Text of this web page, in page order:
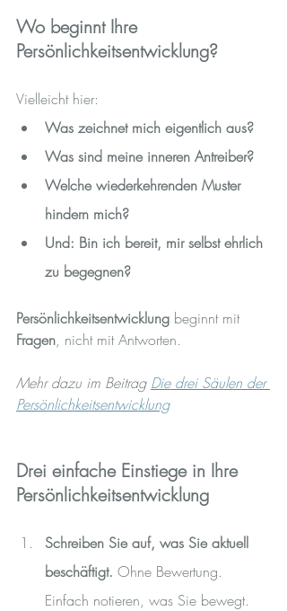
Wo beginnt Ihre
Persönlichkeitsentwicklung?
Vielleicht hier:
Was zeichnet mich eigentlich aus?
Was sind meine inneren Antreiber?
Welche wiederkehrenden Muster
hindern mich?
Und: Bin ich bereit, mir selbst ehrlich
zu begegnen?
Persönlichkeitsentwicklung beginnt mit
Fragen, nicht mit Antworten.
Mehr dazu im Beitrag Die drei Säulen der
Persönlichkeitsentwicklung
Drei einfache Einstiege in Ihre
Persönlichkeitsentwicklung
Schreiben Sie auf, was Sie aktuell
beschäftigt. Ohne Bewertung.
Einfach notieren, was Sie bewegt.